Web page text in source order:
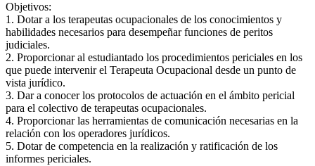
Objetivos:
1. Dotar a los terapeutas ocupacionales de los conocimientos y
habilidades necesarios para desempeñar funciones de peritos
judiciales.
2. Proporcionar al estudiantado los procedimientos periciales en los
que puede intervenir el Terapeuta Ocupacional desde un punto de
vista jurídico.
3. Dar a conocer los protocolos de actuación en el ámbito pericial
para el colectivo de terapeutas ocupacionales.
4. Proporcionar las herramientas de comunicación necesarias en la
relación con los operadores jurídicos.
5. Dotar de competencia en la realización y ratificación de los
informes periciales.